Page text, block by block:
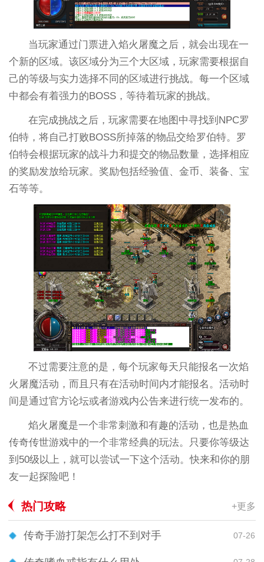
当玩家通过门票进入焰火屠魔之后，就会出现在一
个新的区域。该区域分为三个大区域，玩家需要根据自
己的等级与实力选择不同的区域进行挑战。每一个区域
中都会有着强力的BOSS，等待着玩家的挑战。
在完成挑战之后，玩家需要在地图中寻找到NPC罗
伯特，将自己打败BOSS所掉落的物品交给罗伯特。罗
伯特会根据玩家的战斗力和提交的物品数量，选择相应
的奖励发放给玩家。奖励包括经验值、金币、装备、宝
石等等。
不过需要注意的是，每个玩家每天只能报名一次焰
火屠魔活动，而且只有在活动时间内才能报名。活动时
间是通过官方论坛或者游戏内公告来进行统一发布的。
焰火屠魔是一个非常刺激和有趣的活动，也是热血
传奇传世游戏中的一个非常经典的玩法。只要你等级达
到50级以上，就可以尝试一下这个活动。快来和你的朋
友一起探险吧！
热门攻略 +更多
传奇手游打架怎么打不到对手 07-26